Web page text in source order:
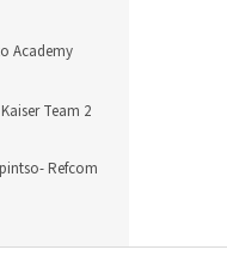
Academy
Team 2
Refcom